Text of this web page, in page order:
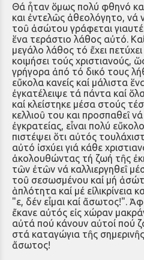
Θά ἦταν ὅμως πολύ φθηνό
και ἐντελῶς ἀθεολόγητο, νά
τοῦ ἀσώτου γράφεται
ἕνα τεράστιο λάθος αὐτό.
μεγάλο λάθος τό ἔχει
κοιμήσει τούς χριστιανούς,
γρήγορα ἀπό τό δικό τους
εὔκολα κανείς καί μάλιστα
ἐγκατέλειψε τά πάντα καί
καί κλείστηκε μέσα στούς
κελλιοῦ του και προσπαθεῖ
ἐγκρατείας, εἶναι πολύ
πιστέψει ὅτι αὐτός
αὐτό ἰσχύει γιά κάθε
ἀκολουθώντας τή ζωή τῆς
τῶν ἐτῶν νά καλλιεργηθεῖ
τοῦ σεσωσμένου καί μή
ἁπλότητα καί μέ εἰλικρίνεια
"ε, δέν εἶμαι καί ἄσωτος!".
ἔκανε αὐτός εἰς χώραν
αὐτά πού κάνουν αὐτοί πού
στά καταγώγια τῆς
ἄσωτος!